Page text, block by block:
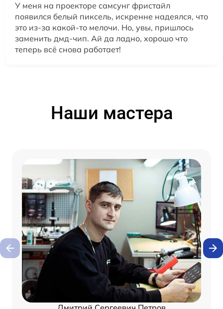
У меня на проекторе самсунг фристайл
появился белый пиксель, искренне надеялся, что
это из-за какой-то мелочи. Но, увы, пришлось
заменить дмд-чип. Ай да ладно, хорошо что
теперь всё снова работает!
Наши мастера